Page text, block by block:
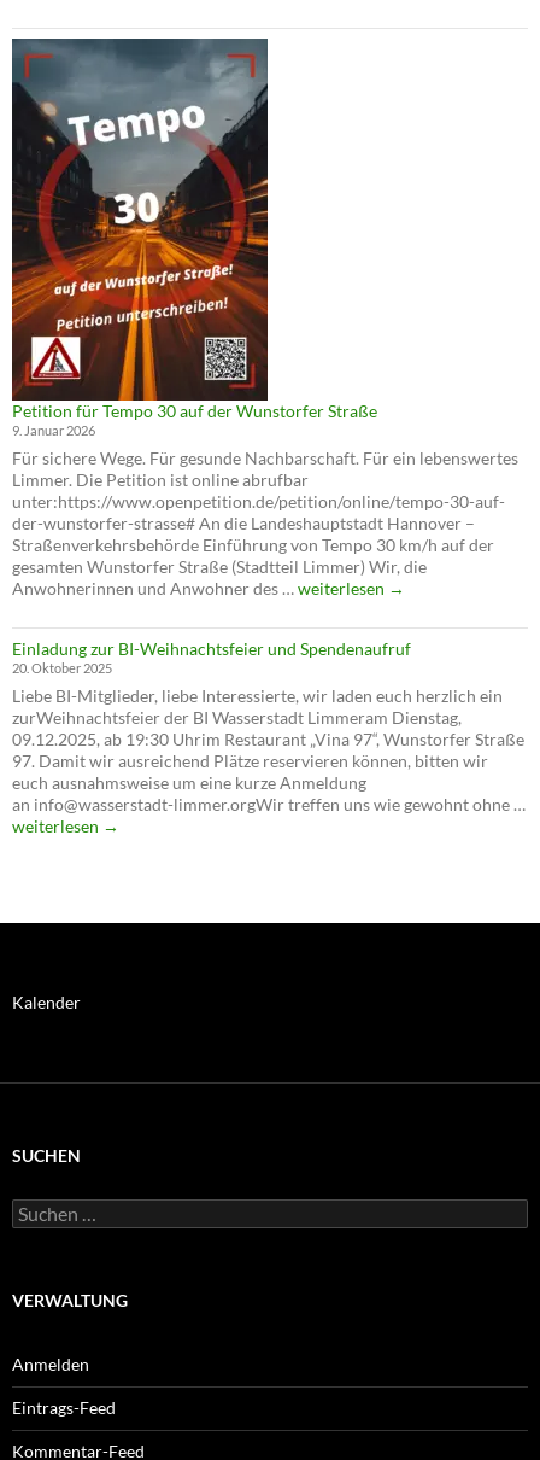
Infoabend:
Cycling
Cities
und
Tempo
30
auf
der
Wunstorfer
Straße
Petition für Tempo 30 auf der Wunstorfer Straße
9. Januar 2026
Für sichere Wege. Für gesunde Nachbarschaft. Für ein lebenswertes
Limmer. Die Petition ist online abrufbar
unter:https://www.openpetition.de/petition/online/tempo-30-auf-
der-wunstorfer-strasse# An die Landeshauptstadt Hannover –
Straßenverkehrsbehörde Einführung von Tempo 30 km/h auf der
gesamten Wunstorfer Straße (Stadtteil Limmer) Wir, die
Anwohnerinnen und Anwohner des …Petition
Tempo
30
der
Wunstorfer
Straße
weiterlesen →
Einladung zur BI-Weihnachtsfeier und Spendenaufruf
20. Oktober 2025
Liebe BI-Mitglieder, liebe Interessierte, wir laden euch herzlich ein
zurWeihnachtsfeier der BI Wasserstadt Limmeram Dienstag,
09.12.2025, ab 19:30 Uhrim Restaurant „Vina 97“, Wunstorfer Straße
97. Damit wir ausreichend Plätze reservieren können, bitten wir
euch ausnahmsweise um eine kurze Anmeldung
an info@wasserstadt-limmer.orgWir treffen uns wie gewohnt ohne …
Einladung
weiterlesen →
Kalender
SUCHEN
Suchen
nach:
VERWALTUNG
Anmelden
Eintrags-Feed
Kommentar-Feed